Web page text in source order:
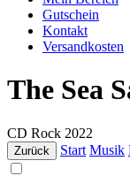
Gutschein
Kontakt
Versandkosten
The Sea
CD Rock 2022
Zurück Start Musik